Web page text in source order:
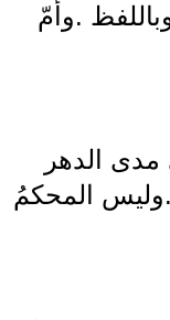
.وأمّ
الدهر
.وليس المحكمُ